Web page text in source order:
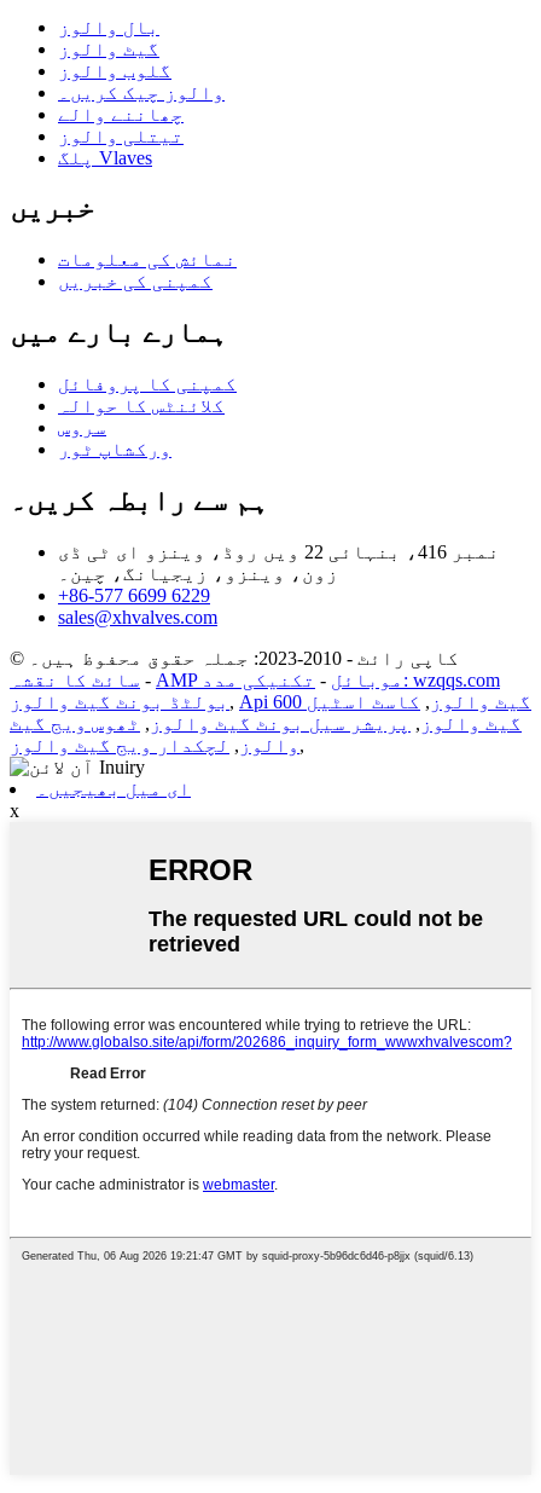
بال والوز
گیٹ والوز
گلوب والوز
والوز چیک کریں۔
چھاننے والے
تیتلی والوز
پلگ Vlaves
خبریں
نمائش کی معلومات
کمپنی کی خبریں
ہمارے بارے میں
کمپنی کا پروفائل
کلائنٹس کا حوالہ
سروس
ورکشاپ ٹور
ہم سے رابطہ کریں۔
نمبر 416، بنہائی 22 ویں روڈ، وینزو ای ٹی ڈی
زون، وینزو، زیجیانگ، چین۔
+86-577 6699 6229
sales@xhvalves.com
© کاپی رائٹ - 2010-2023: جملہ حقوق محفوظ ہیں۔
سائٹ کا نقشہ - AMP موبائل -
تکنیکی مدد: wzqqs.com
بولٹڈ بونٹ گیٹ والوز , Api 600 گیٹ والوز , کاسٹ اسٹیل
گیٹ والوز , پریشر سیل بونٹ گیٹ والوز , ٹھوس ویج گیٹ
والوز , لچکدار ویج گیٹ والوز ,
ای میل بھیجیں۔
x